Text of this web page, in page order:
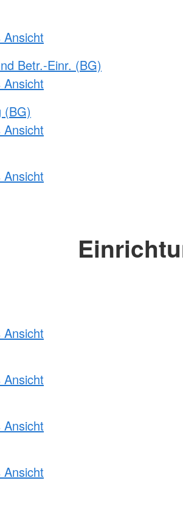
Betr.-Einr. (BG)
(BG)